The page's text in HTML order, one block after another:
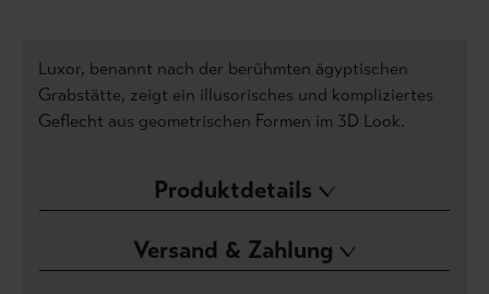
Luxor, benannt nach der berühmten ägyptischen
Grabstätte, zeigt ein illusorisches und kompliziertes
Geflecht aus geometrischen Formen im 3D Look.
Produktdetails
Versand & Zahlung